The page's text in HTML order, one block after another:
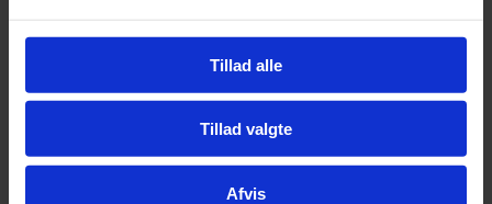
Tillad alle
Tillad valgte
Afvis